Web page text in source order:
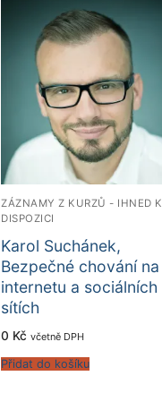
ZÁZNAMY Z KURZŮ - IHNED K
DISPOZICI
Karol Suchánek,
Bezpečné chování na
internetu a sociálních
sítích
0 Kč včetně DPH
Přidat do košíku